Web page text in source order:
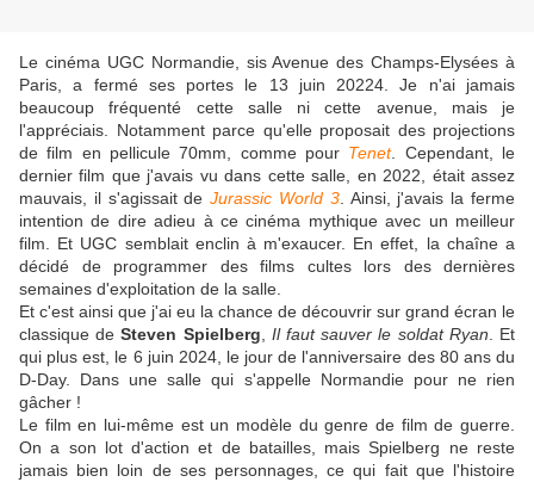
Le cinéma UGC Normandie, sis Avenue des Champs-Elysées à
Paris, a fermé ses portes le 13 juin 20224. Je n'ai jamais
beaucoup fréquenté cette salle ni cette avenue, mais je
l'appréciais. Notamment parce qu'elle proposait des projections
de film en pellicule 70mm, comme pour Tenet. Cependant, le
dernier film que j'avais vu dans cette salle, en 2022, était assez
mauvais, il s'agissait deJurassic World 3. Ainsi, j'avais la ferme
intention de dire adieu à ce cinéma mythique avec un meilleur
film. Et UGC semblait enclin à m'exaucer. En effet, la chaîne a
décidé de programmer des films cultes lors des dernières
semaines d'exploitation de la salle.
Et c'est ainsi que j'ai eu la chance de découvrir sur grand écran le
classique deSteven Spielberg Il faut sauver le soldat Ryan . Et
qui plus est, le 6 juin 2024, le jour de l'anniversaire des 80 ans du
D-Day. Dans une salle qui s'appelle Normandie pour ne rien
gâcher !
Le film en lui-même est un modèle du genre de film de guerre.
On a son lot d'action et de batailles, mais Spielberg ne reste
jamais bien loin de ses personnages, ce qui fait que l'histoire